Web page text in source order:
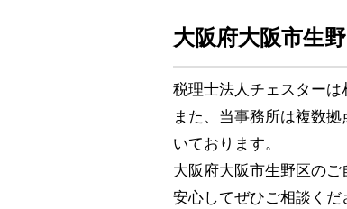
大阪府大阪市生
税理士法人チェスターは
また、当事務所は複数
いております。
大阪府大阪市生野区のご
安心してぜひご相談くだ